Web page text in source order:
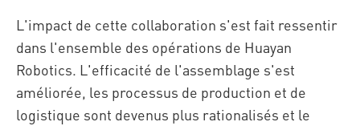
L'impact de cette collaboration s'est fait ressentir
dans l'ensemble des opérations de Huayan
Robotics. L'efficacité de l'assemblage s'est
améliorée, les processus de production et de
logistique sont devenus plus rationalisés et le